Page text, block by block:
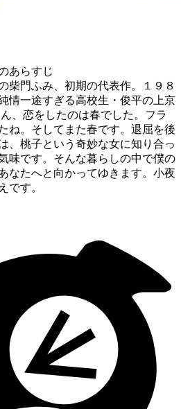
あらすじ
柴門ふみ、初期の代表作。１９８
情一途すぎる高校生・俊平の上京
、恋をしたのは春でした。フラ
ね。そしてまた春です。退屈を後
、桃子という奇妙な女に知り合っ
味です。そんな暮らしの中で僕の
なたへと向かってゆきます。小夜
です。